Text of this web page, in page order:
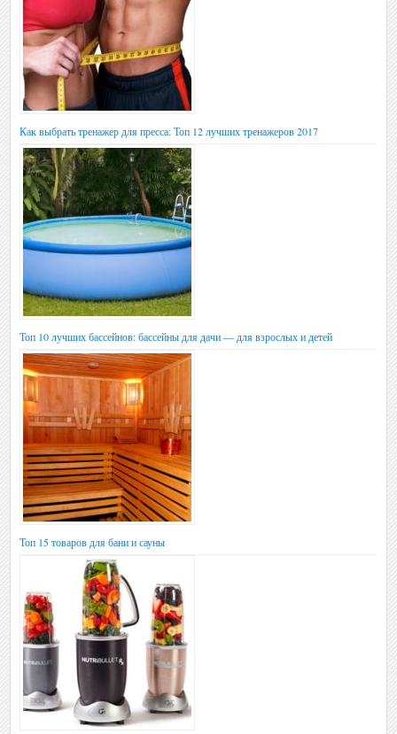
Как выбрать тренажер для пресса: Топ 12 лучших тренажеров 2017
Топ 10 лучших бассейнов: бассейны для дачи — для взрослых и детей
Топ 15 товаров для бани и сауны